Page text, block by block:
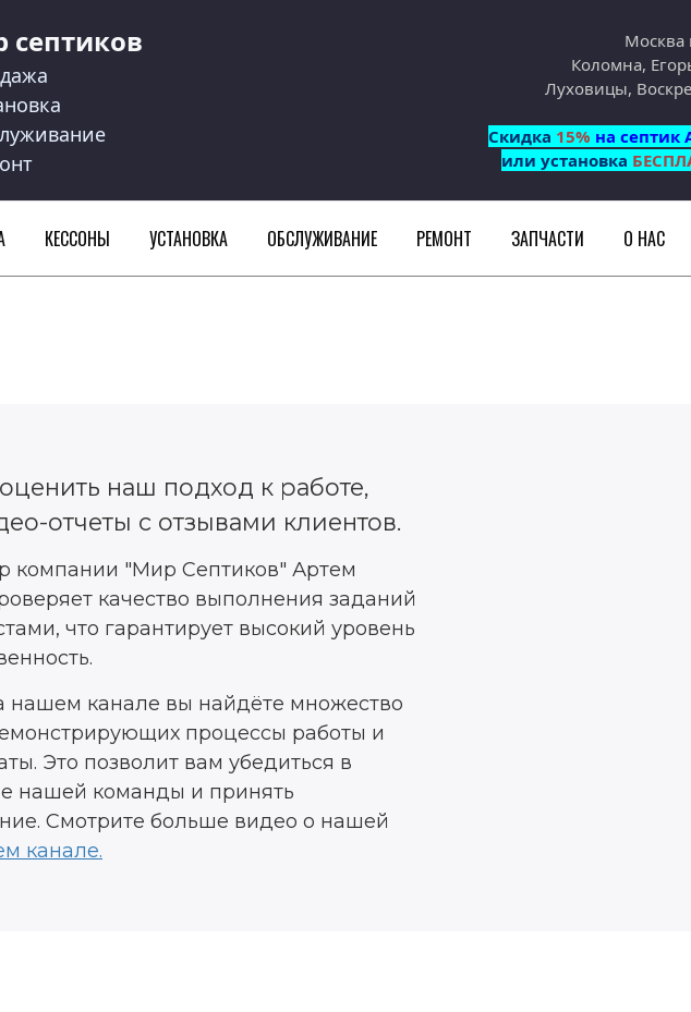
септиков
Коломна,
Луховицы,
Cкидка 15% на септик
или установка
КЕССОНЫ УСТАНОВКА ОБСЛУЖИВАНИЕ РЕМОНТ ЗАПЧАСТИ О НАС
наш подход к работе,
отчеты с отзывами клиентов.
компании "Мир Септиков" Артем
качество выполнения заданий
что гарантирует высокий уровень
нашем канале вы найдёте множество
процессы работы и
Это позволит вам убедиться в
нашей команды и принять
Смотрите больше видео о нашей
канале.